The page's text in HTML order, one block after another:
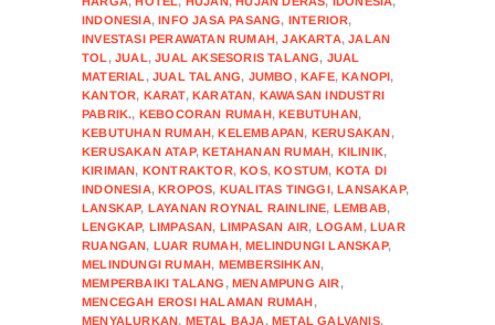
INDONESIA,INFO JASA PASANG, INTERIOR,
INVESTASI PERAWATAN RUMAH,JAKARTA,JALAN
TOL ,JUAL,JUAL AKSESORIS TALANG, JUAL
MATERIAL ,JUAL TALANG, JUMBO ,KAFE,KANOPI,
KANTOR, KARAT,KARATAN, KAWASAN INDUSTRI
PABRIK., KEBOCORAN RUMAH,KEBUTUHAN,
KEBUTUHAN RUMAH,KELEMBAPAN, KERUSAKAN,
KERUSAKAN ATAP,KETAHANAN RUMAH, KILINIK,
KIRIMAN, KONTRAKTOR,KOS,KOSTUM, KOTA DI
INDONESIA,KROPOS, KUALITAS TINGGI,LANSAKAP,
LANSKAP, LAYANAN ROYNAL RAINLINE, LEMBAB,
LENGKAP, LIMPASAN, LIMPASAN AIR, LOGAM,LUAR
RUANGAN, LUAR RUMAH,MELINDUNGI LANSKAP,
MELINDUNGI RUMAH, MEMBERSIHKAN,
MEMPERBAIKI TALANG ,MENAMPUNG AIR,
MENCEGAH EROSI HALAMAN RUMAH,
MENYALURKAN, METAL BAJA,METAL GALVANIS,